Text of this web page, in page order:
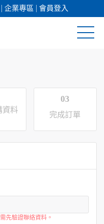
企業專區 會員登入
資料
03
完成訂單
先驗證聯絡資料。